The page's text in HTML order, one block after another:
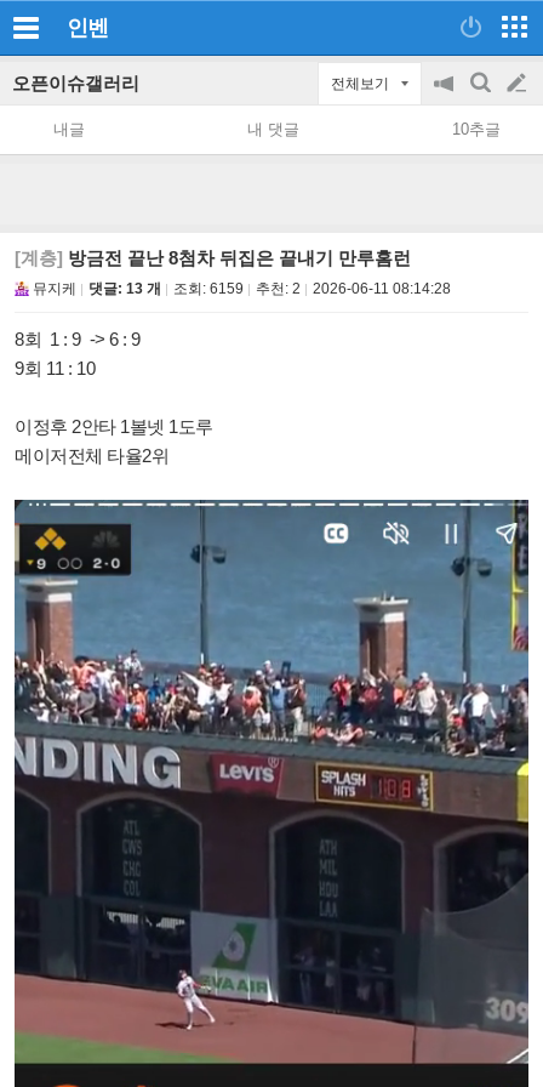
인벤
오픈이슈갤러리 전체보기
공
지
on/off
검
색
글
쓰
내글 내 댓글 10추글
[계층] 방금전 끝난 8첨차 뒤집은 끝내기 만루홈런
뮤지케 댓글: 13 개 조회: 6159 추천: 2 2026-06-11 08:14:28
​8회 1 : 9 -> 6 : 9
9회 11 : 10
이정후 2안타 1볼넷 1도루
메이저전체 타율2위